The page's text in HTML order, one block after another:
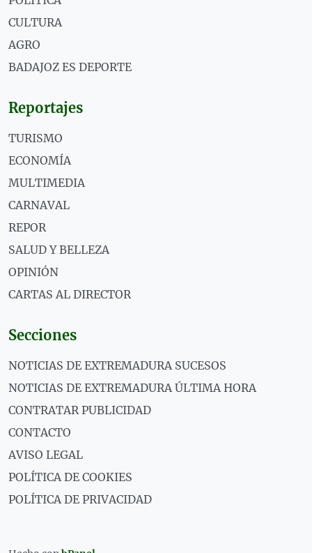
CULTURA
AGRO
BADAJOZ ES DEPORTE
Reportajes
TURISMO
ECONOMÍA
MULTIMEDIA
CARNAVAL
REPOR
SALUD Y BELLEZA
OPINIÓN
CARTAS AL DIRECTOR
Secciones
NOTICIAS DE EXTREMADURA SUCESOS
NOTICIAS DE EXTREMADURA ÚLTIMA HORA
CONTRATAR PUBLICIDAD
CONTACTO
AVISO LEGAL
POLÍTICA DE COOKIES
POLÍTICA DE PRIVACIDAD